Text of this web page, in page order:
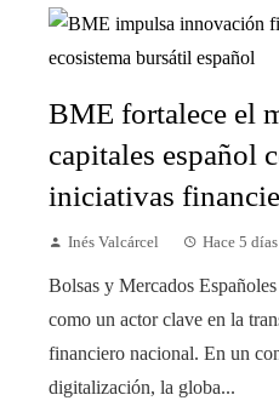
BME fortalece el
capitales español
iniciativas
Inés Valcárcel Hace 5 días
Bolsas y Mercados
como un actor clave en la
financiero nacional. En un
digitalización, la globa...